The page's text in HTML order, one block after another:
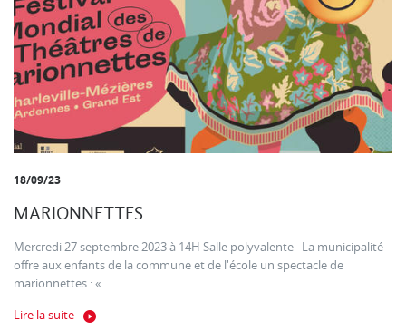
18/09/23
MARIONNETTES
Mercredi 27 septembre 2023 à 14H Salle polyvalente La municipalité
offre aux enfants de la commune et de l'école un spectacle de
marionnettes : « ...
Lire la suite